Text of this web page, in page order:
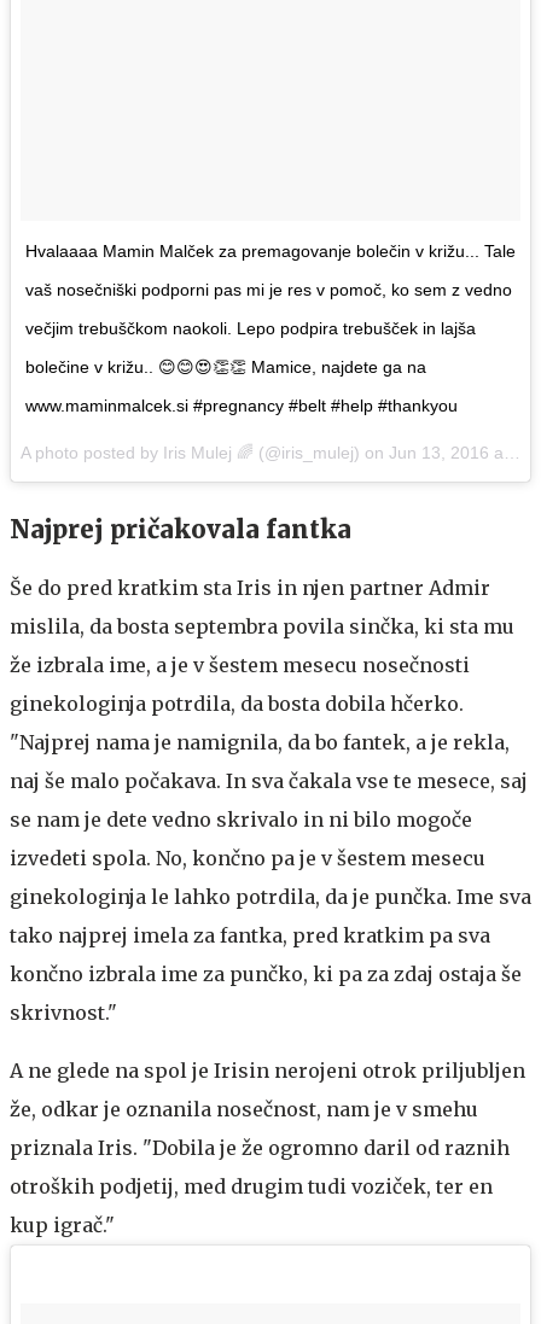
Hvalaaaa Mamin Malček za premagovanje bolečin v križu... Tale
vaš nosečniški podporni pas mi je res v pomoč, ko sem z vedno
večjim trebuščkom naokoli. Lepo podpira trebušček in lajša
bolečine v križu.. 😊😊😍👏👏 Mamice, najdete ga na
www.maminmalcek.si #pregnancy #belt #help #thankyou
A photo posted by Iris Mulej 🌈 (@iris_mulej) on Jun 13, 2016 at 6:38am PDT
Najprej pričakovala fantka
Še do pred kratkim sta Iris in njen partner Admir
mislila, da bosta septembra povila sinčka, ki sta mu
že izbrala ime, a je v šestem mesecu nosečnosti
ginekologinja potrdila, da bosta dobila hčerko.
"Najprej nama je namignila, da bo fantek, a je rekla,
naj še malo počakava. In sva čakala vse te mesece, saj
se nam je dete vedno skrivalo in ni bilo mogoče
izvedeti spola. No, končno pa je v šestem mesecu
ginekologinja le lahko potrdila, da je punčka. Ime sva
tako najprej imela za fantka, pred kratkim pa sva
končno izbrala ime za punčko, ki pa za zdaj ostaja še
skrivnost."
A ne glede na spol je Irisin nerojeni otrok priljubljen
že, odkar je oznanila nosečnost, nam je v smehu
priznala Iris. "Dobila je že ogromno daril od raznih
otroških podjetij, med drugim tudi voziček, ter en
kup igrač."